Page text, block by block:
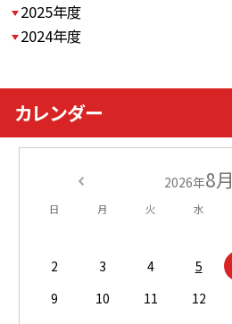
2025年度
2024年度
カレンダー
2026年8月
日 月 火 水
2
3 4 5
9
10 11 12